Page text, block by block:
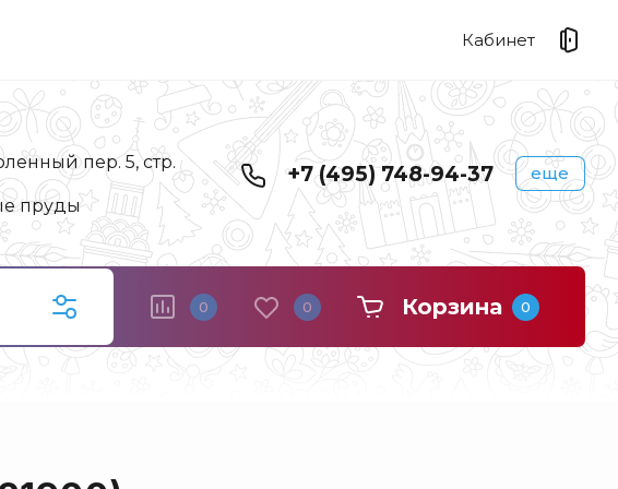
Кабинет
пер. 5, стр.
пруды
+7 (495) 748-94-37 еще
0 0 Корзина 0